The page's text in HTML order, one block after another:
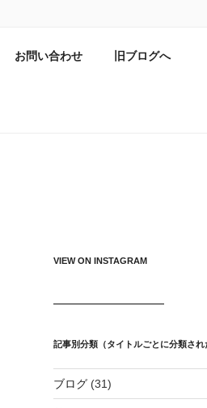
お問い合わせ 旧ブログへ
VIEW ON INSTAGRAM
記事別分類（タイトルごとに分類され
ブログ(31)